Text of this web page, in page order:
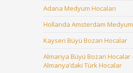
Adana Medyum Hocaları
Hollanda Amsterdam
Kayseri Büyü Bozan Hocalar
Almanya Büyü Bozan Hocalar
Almanya’daki Türk Hocalar